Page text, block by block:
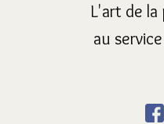
L'art de
au